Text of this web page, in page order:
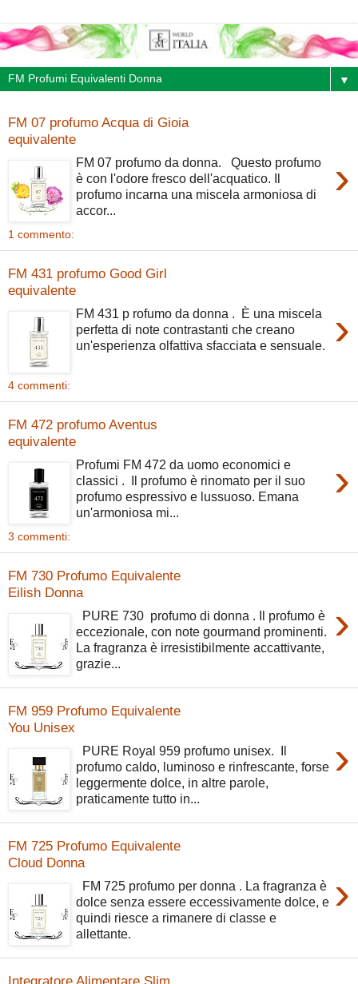
▼
FM 07 profumo Acqua di Gioia
equivalente
›
FM 07 profumo da donna. Questo profumo
è con l'odore fresco dell'acquatico. Il
profumo incarna una miscela armoniosa di
accor...
1 commento:
FM 431 profumo Good Girl
equivalente
›
FM 431 p rofumo da donna . È una miscela
perfetta di note contrastanti che creano
un'esperienza olfattiva sfacciata e sensuale.
4 commenti:
FM 472 profumo Aventus
equivalente
›
Profumi FM 472 da uomo economici e
classici . Il profumo è rinomato per il suo
profumo espressivo e lussuoso. Emana
un'armoniosa mi...
3 commenti:
FM 730 Profumo Equivalente
Eilish Donna
›
PURE 730 profumo di donna . Il profumo è
eccezionale, con note gourmand prominenti.
La fragranza è irresistibilmente accattivante,
grazie...
FM 959 Profumo Equivalente
You Unisex
›
PURE Royal 959 profumo unisex. Il
profumo caldo, luminoso e rinfrescante, forse
leggermente dolce, in altre parole,
praticamente tutto in...
FM 725 Profumo Equivalente
Cloud Donna
›
FM 725 profumo per donna . La fragranza è
dolce senza essere eccessivamente dolce, e
quindi riesce a rimanere di classe e
allettante.